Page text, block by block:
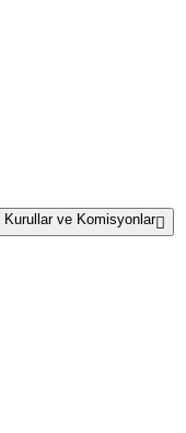
Kurullar ve Komisyonlar